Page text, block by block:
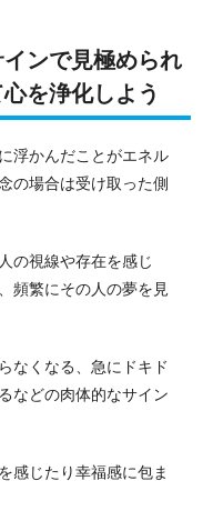
ンで見極められ
を浄化しよう
浮かんだことがエネル
の場合は受け取った側
の視線や存在を感じ
頻繁にその人の夢を見
なくなる、急にドキド
などの肉体的なサイン
感じたり幸福感に包ま